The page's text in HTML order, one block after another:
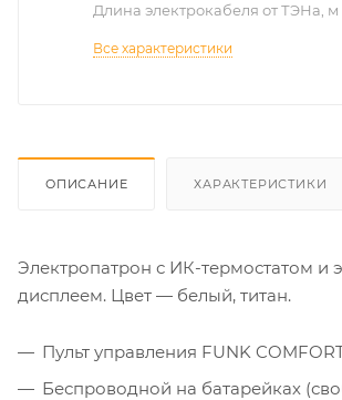
Длина электрокабеля от ТЭНа, м
Все характеристики
ОПИСАНИЕ ХАРАКТЕРИСТИКИ
Электропатрон с ИК-термостатом и
дисплеем. Цвет — белый, титан.
Пульт управления FUNK
Беспроводной на батарейках